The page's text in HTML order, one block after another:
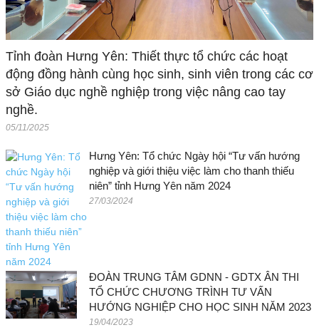
Tỉnh đoàn Hưng Yên: Thiết thực tổ chức các hoạt
động đồng hành cùng học sinh, sinh viên trong các cơ
sở Giáo dục nghề nghiệp trong việc nâng cao tay
nghề.
05/11/2025
Hưng Yên: Tổ chức Ngày hội “Tư vấn hướng
nghiệp và giới thiệu việc làm cho thanh thiếu
niên” tỉnh Hưng Yên năm 2024
27/03/2024
ĐOÀN TRUNG TÂM GDNN - GDTX ÂN THI
TỔ CHỨC CHƯƠNG TRÌNH TƯ VẤN
HƯỚNG NGHIỆP CHO HỌC SINH NĂM 2023
19/04/2023